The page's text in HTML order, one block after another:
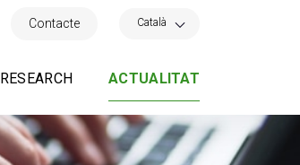
Contacte Català
RESEARCH ACTUALITAT